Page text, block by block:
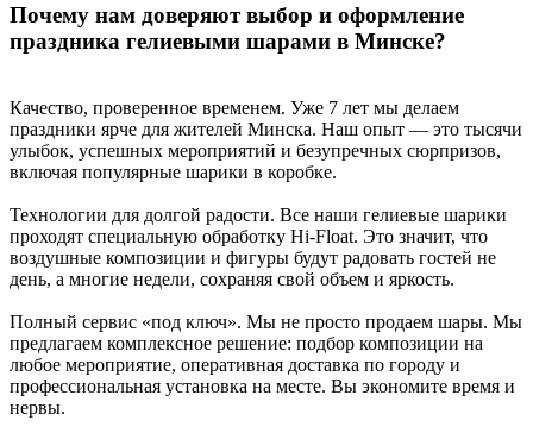
Почему нам доверяют выбор и оформление
праздника гелиевыми шарами в Минске?
Качество, проверенное временем. Уже 7 лет мы делаем
праздники ярче для жителей Минска. Наш опыт — это тысячи
улыбок, успешных мероприятий и безупречных сюрпризов,
включая популярные шарики в коробке.
Технологии для долгой радости. Все наши гелиевые шарики
проходят специальную обработку Hi-Float. Это значит, что
воздушные композиции и фигуры будут радовать гостей не
день, а многие недели, сохраняя свой объем и яркость.
Полный сервис «под ключ». Мы не просто продаем шары. Мы
предлагаем комплексное решение: подбор композиции на
любое мероприятие, оперативная доставка по городу и
профессиональная установка на месте. Вы экономите время и
нервы.